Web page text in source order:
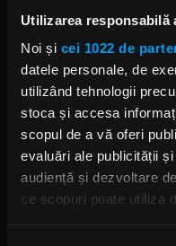
Utilizarea responsabilă
Noi și cei 1022 de
datele personale, de
utilizând tehnologii
stoca și accesa
scopul de a vă oferi
evaluări ale publicității
audiență și dezvoltare
ce scopuri poate utiliza
Foto:Captură ecran
JACOBY